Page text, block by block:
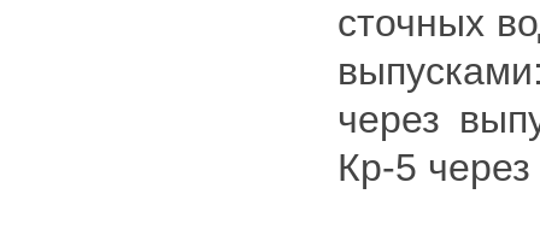
сточных
через
Кр-5